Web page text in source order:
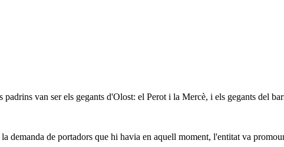
van ser els gegants d'Olost: el Perot i la Mercè, i els gegants del
demanda de portadors que hi havia en aquell moment, l'entitat va